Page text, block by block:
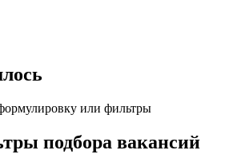
или фильтры
подбора вакансий